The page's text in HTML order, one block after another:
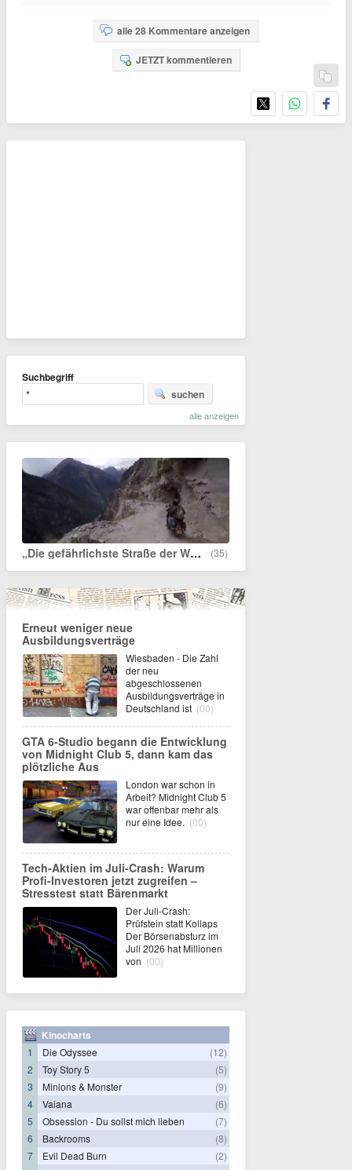
alle 28 Kommentare anzeigen
JETZT kommentieren
Suchbegriff
suchen
alle anzeigen
„Die gefährlichste Straße der Welt mit dem Motorrad passieren“ (35)
Erneut weniger neue
Ausbildungsverträge
Wiesbaden - Die Zahl
der neu
abgeschlossenen
Ausbildungsverträge in
Deutschland ist (00)
GTA 6-Studio begann die Entwicklung
von Midnight Club 5, dann kam das
plötzliche Aus
London war schon in
Arbeit? Midnight Club 5
war offenbar mehr als
nur eine Idee. (00)
Tech-Aktien im Juli-Crash: Warum
Profi-Investoren jetzt zugreifen –
Stresstest statt Bärenmarkt
Der Juli-Crash:
Prüfstein statt Kollaps
Der Börsenabsturz im
Juli 2026 hat Millionen
von (00)
Kinocharts
1 Die Odyssee
(12)
2
Toy Story 5
(5)
3
Minions & Monster
(9)
4
Vaiana
(6)
5
Obsession - Du sollst mich lieben
(7)
6
Backrooms
(8)
7
Evil Dead Burn
(2)